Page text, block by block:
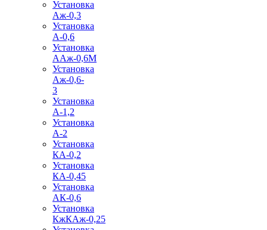
Установка
Аж-0,3
Установка
А-0,6
Установка
ААж-0,6М
Установка
Аж-0,6-
3
Установка
А-1,2
Установка
А-2
Установка
КА-0,2
Установка
КА-0,45
Установка
АК-0,6
Установка
КжКАж-0,25